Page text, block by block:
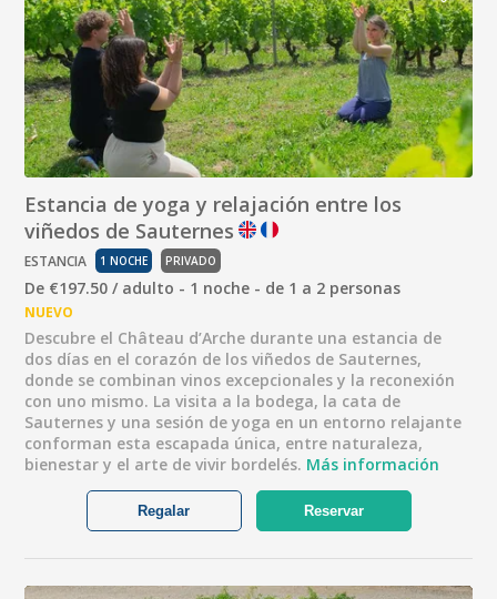
Estancia de yoga y relajación entre los
viñedos de Sauternes
ESTANCIA 1 NOCHE PRIVADO
De €197.50 / adulto - 1 noche - de 1 a 2 personas
NUEVO
Descubre el Château d’Arche durante una estancia de
dos días en el corazón de los viñedos de Sauternes,
donde se combinan vinos excepcionales y la reconexión
con uno mismo. La visita a la bodega, la cata de
Sauternes y una sesión de yoga en un entorno relajante
conforman esta escapada única, entre naturaleza,
bienestar y el arte de vivir bordelés. Más información
Reservar
Regalar